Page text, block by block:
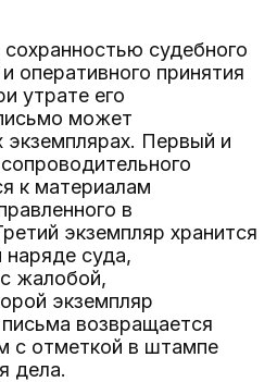
судебного
оперативного принятия
утрате его
может
экземплярах. Первый и
к материалам
в
экземпляр хранится
суда,
жалобой,
экземпляр
возвращается
с отметкой в штампе
дела.